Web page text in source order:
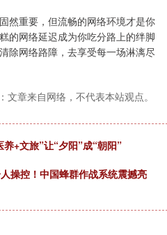
然重要，但流畅的网络环境才是你
的网络延迟成为你吃分路上的绊脚
除网络路障，去享受每一场淋漓尽
文章来自网络，不代表本站观点。
+文旅”让“夕阳”成“朝阳”
操控！中国蜂群作战系统震撼亮